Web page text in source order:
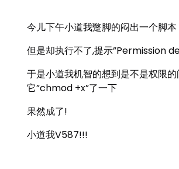
今儿下午小道我蹩脚的闷出一个脚本
但是却执行不了,提示”Permission
于是小道我机智的想到是不是权限
它”chmod +x”了一下
果然成了!
小道我V587!!!